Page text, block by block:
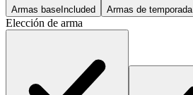
Armas base Included Armas de temporada
Elección de arma